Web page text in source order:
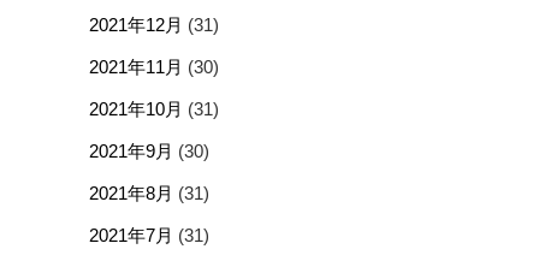
2021年12月 (31)
2021年11月 (30)
2021年10月 (31)
2021年9月 (30)
2021年8月 (31)
2021年7月 (31)